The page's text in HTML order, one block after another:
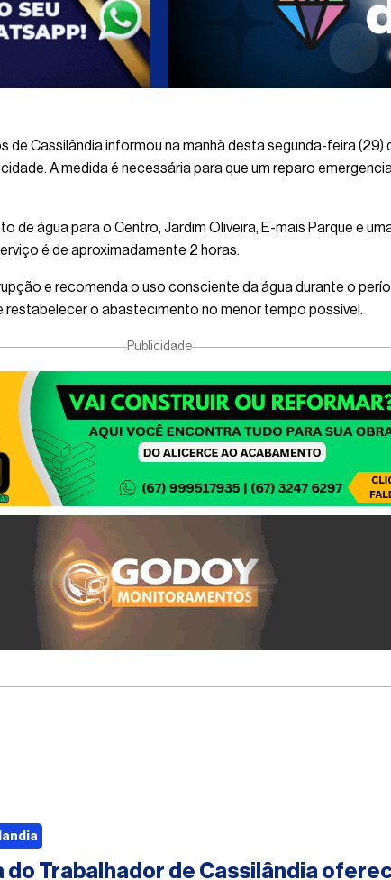
de Cassilândia informou na manhã desta segunda-feira
A medida é necessária para que um reparo
de água para o Centro, Jardim Oliveira, E-mais Parque e
é de aproximadamente 2 horas.
e recomenda o uso consciente da água durante o
o abastecimento no menor tempo possível.
Publicidade
do Trabalhador de Cassilândia